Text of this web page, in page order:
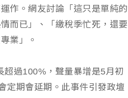
作。網友討論「這只是單純的
而已」、「繳稅季忙死，還要
業」。
過100%，聲量暴增是5月初
定期會延期。此事件引發政壇